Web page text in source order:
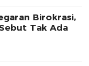
Birokrasi,
Tak Ada